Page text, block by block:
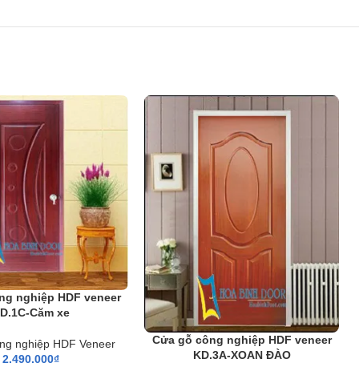
trình.
trong các công trình công nghiệp và dân dụng như chung cư,
nghiệp HDF veneer
Căm xe
nghiệp HDF Veneer
2.490.000₫
Cửa gỗ công nghiệp HDF veneer
KD.3A-XOAN ĐÀO